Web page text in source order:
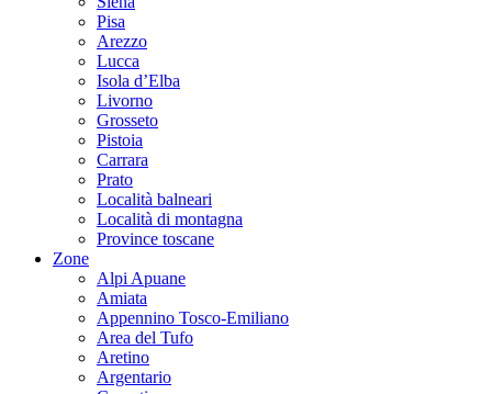
Pisa
Arezzo
Lucca
Isola d’Elba
Livorno
Grosseto
Pistoia
Carrara
Prato
Località balneari
Località di montagna
Province toscane
Zone
Alpi Apuane
Amiata
Appennino Tosco-Emiliano
Area del Tufo
Aretino
Argentario